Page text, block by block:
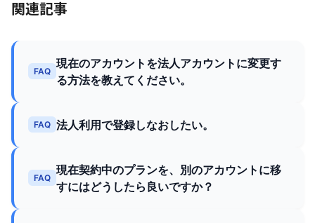
関連記事
FAQ
現在のアカウントを法人アカウントに変更す
る方法を教えてください。
FAQ 法人利用で登録しなおしたい。
FAQ
現在契約中のプランを、別のアカウントに移
すにはどうしたら良いですか？